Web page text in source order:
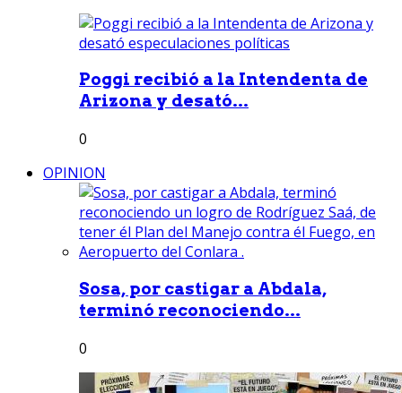
Poggi recibió a la Intendenta de
Arizona y desató...
0
OPINION
Sosa, por castigar a Abdala,
terminó reconociendo...
0